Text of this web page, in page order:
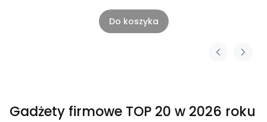
Do koszyka
Gadżety firmowe TOP 20 w 2026 roku